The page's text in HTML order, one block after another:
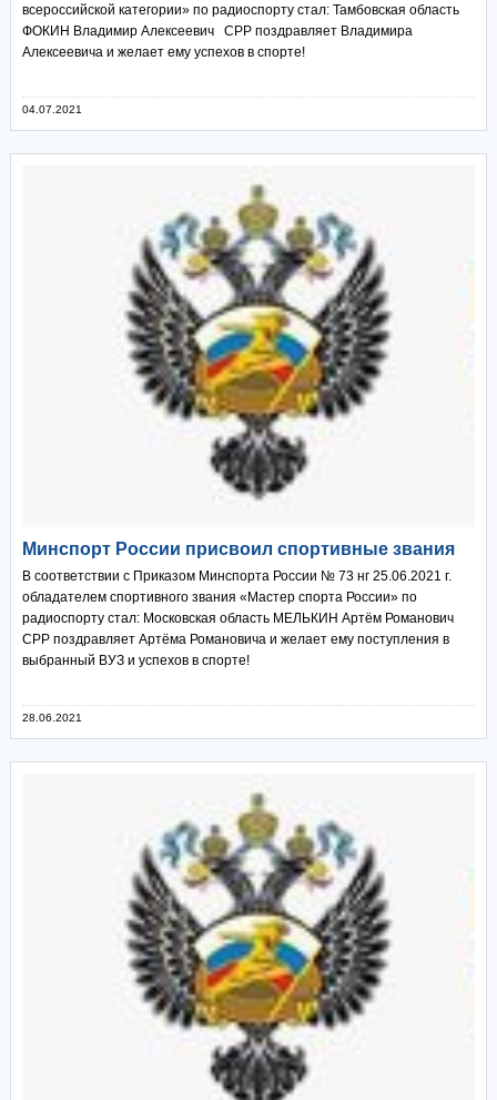
всероссийской категории» по радиоспорту стал: Тамбовская область
ФОКИН Владимир Алексеевич СРР поздравляет Владимира
Алексеевича и желает ему успехов в спорте!
04.07.2021
Минспорт России присвоил спортивные звания
В соответствии с Приказом Минспорта России № 73 нг 25.06.2021 г.
обладателем спортивного звания «Мастер спорта России» по
радиоспорту стал: Московская область МЕЛЬКИН Артём Романович
СРР поздравляет Артёма Романовича и желает ему поступления в
выбранный ВУЗ и успехов в спорте!
28.06.2021